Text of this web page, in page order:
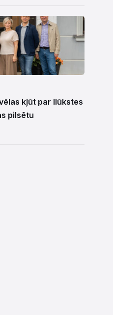
kļūt par Ilūkstes
pilsētu